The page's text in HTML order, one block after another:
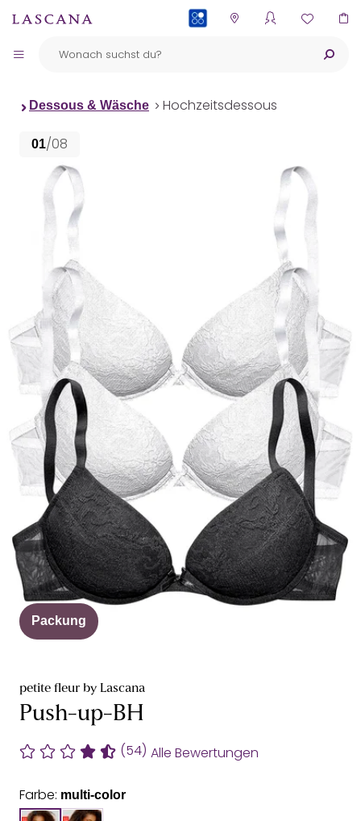
Dessous & Wäsche Hochzeitsdessous
01/08
Packung
petite fleur by Lascana
Push-up-BH
(54) Alle Bewertungen
Farbe: multi-color